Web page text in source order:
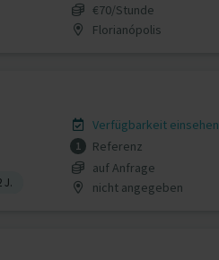
€70/Stunde
Florianópolis
J.
Verfügbarkeit einsehen
1
Referenz
auf Anfrage
nicht angegeben